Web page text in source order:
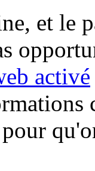
et le
activé